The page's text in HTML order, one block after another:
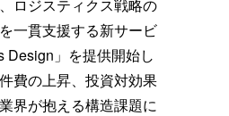
ロジスティクス戦略の
一貫支援する新サービ
Design」を提供開始し
費の上昇、投資対効果
界が抱える構造課題に